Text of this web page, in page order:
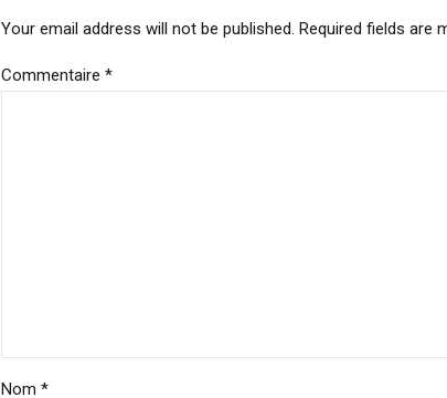
Your email address will not be published. Required fields are
Commentaire *
Nom *